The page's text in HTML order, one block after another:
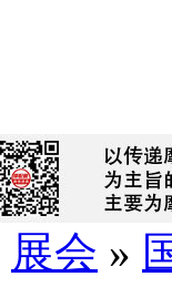
展会 »